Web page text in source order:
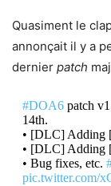
Quasiment le
annonçait il y a
dernier patch
#DOA6patch
14th.
• [DLC] Adding
• [DLC] Adding
• Bug fixes, etc.
pic.twitter.com/